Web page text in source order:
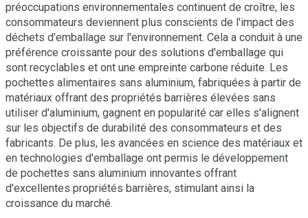
préoccupations environnementales continuent de croître, les
consommateurs deviennent plus conscients de l'impact des
déchets d'emballage sur l'environnement. Cela a conduit à une
préférence croissante pour des solutions d'emballage qui
sont recyclables et ont une empreinte carbone réduite. Les
pochettes alimentaires sans aluminium, fabriquées à partir de
matériaux offrant des propriétés barrières élevées sans
utiliser d'aluminium, gagnent en popularité car elles s'alignent
sur les objectifs de durabilité des consommateurs et des
fabricants. De plus, les avancées en science des matériaux et
en technologies d'emballage ont permis le développement
de pochettes sans aluminium innovantes offrant
d'excellentes propriétés barrières, stimulant ainsi la
croissance du marché.